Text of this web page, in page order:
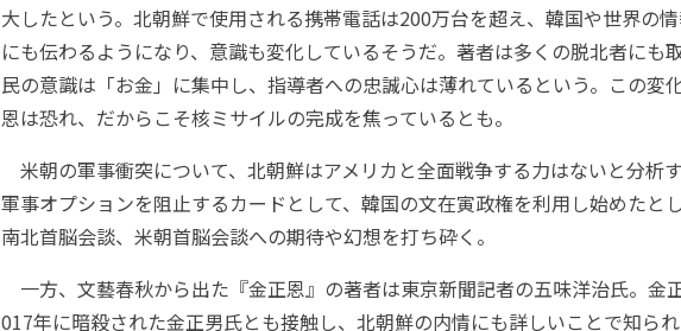
大したという。北朝鮮で使用される携帯電話は200万台を超え、韓国や世界の
にも伝わるようになり、意識も変化しているそうだ。著者は多くの脱北者にも
民の意識は「お金」に集中し、指導者への忠誠心は薄れているという。この変
恩は恐れ、だからこそ核ミサイルの完成を焦っているとも。
米朝の軍事衝突について、北朝鮮はアメリカと全面戦争する力はないと分析
軍事オプションを阻止するカードとして、韓国の文在寅政権を利用し始めたと
南北首脳会談、米朝首脳会談への期待や幻想を打ち砕く。
一方、文藝春秋から出た『金正恩』の著者は東京新聞記者の五味洋治氏。金
017年に暗殺された金正男氏とも接触し、北朝鮮の内情にも詳しいことで知ら